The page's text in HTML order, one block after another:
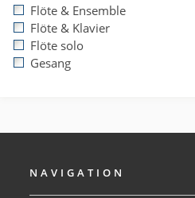
Flöte & Ensemble
Flöte & Klavier
Flöte solo
Gesang
NAVIGATION